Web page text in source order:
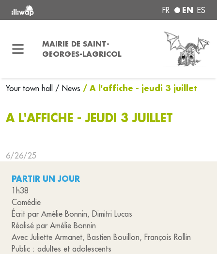
FR EN ES
MAIRIE DE SAINT-
GEORGES-LAGRICOL
Your town hall / News / A l'affiche - jeudi 3 juillet
A L'AFFICHE - JEUDI 3 JUILLET
6/26/25
PARTIR UN JOUR
1h38
Comédie
Écrit par Amélie Bonnin, Dimitri Lucas
Réalisé par Amélie Bonnin
Avec Juliette Armanet, Bastien Bouillon, François Rollin
Public : adultes et adolescents